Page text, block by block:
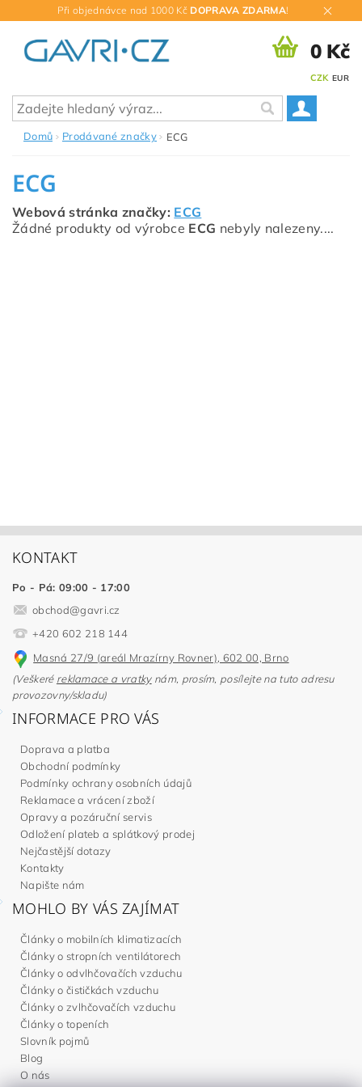
Při objednávce nad 1000 Kč DOPRAVA ZDARMA!
CZK EUR
0 Kč
Domů Prodávané značky ECG
ECG
Webová stránka značky: ECG
Žádné produkty od výrobce ECG nebyly nalezeny....
KONTAKT
Po - Pá: 09:00 - 17:00
obchod@gavri.cz
+420 602 218 144
Masná 27/9 (areál Mrazírny Rovner), 602 00, Brno
(Veškeré reklamace a vratkynám, prosím, posílejte na tuto adresu
provozovny/skladu)
INFORMACE PRO VÁS
Doprava a platba
Obchodní podmínky
Podmínky ochrany osobních údajů
Reklamace a vrácení zboží
Opravy a pozáruční servis
Odložení plateb a splátkový prodej
Nejčastější dotazy
Kontakty
Napište nám
MOHLO BY VÁS ZAJÍMAT
Články o mobilních klimatizacích
Články o stropních ventilátorech
Články o odvlhčovačích vzduchu
Články o čističkách vzduchu
Články o zvlhčovačích vzduchu
Články o topeních
Slovník pojmů
Blog
O nás